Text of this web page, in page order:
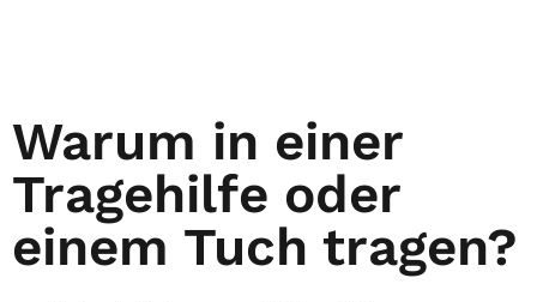
Warum in einer
Tragehilfe oder
einem Tuch tragen?